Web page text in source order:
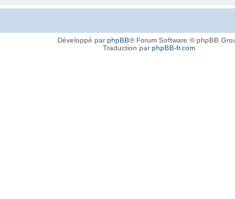
Développé parphpBB® Forum Software © phpBB
Traduction parphpBB-fr.com